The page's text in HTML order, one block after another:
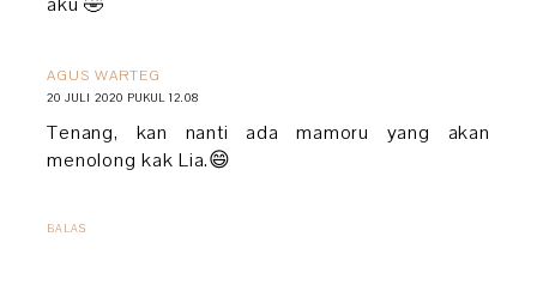
AGUS WARTEG
20 JULI 2020 PUKUL 12.08
Tenang, kan nanti ada mamoru yang akan
menolong kak Lia.😄
BALAS